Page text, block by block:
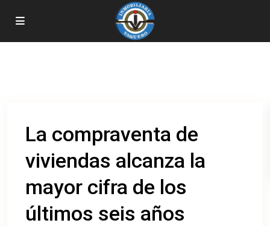
La compraventa de
viviendas alcanza la
mayor cifra de los
últimos seis años